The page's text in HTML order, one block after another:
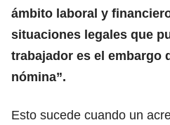
ámbito laboral y
situaciones legales que
trabajador es el embargo
nómina”.
Esto sucede cuando un